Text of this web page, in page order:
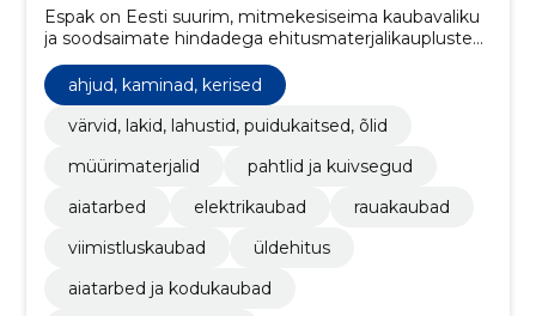
Espak on Eesti suurim, mitmekesiseima kaubavaliku
ja soodsaimate hindadega ehitusmaterjalikaupluste
kett. Asume 17 erinevas Eesti linnas.
ahjud, kaminad, kerised
värvid, lakid, lahustid, puidukaitsed, õlid
müürimaterjalid
pahtlid ja kuivsegud
aiatarbed
elektrikaubad
rauakaubad
viimistluskaubad
üldehitus
aiatarbed ja kodukaubad